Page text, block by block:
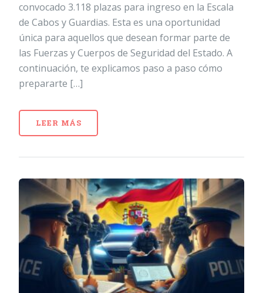
convocado 3.118 plazas para ingreso en la Escala
de Cabos y Guardias. Esta es una oportunidad
única para aquellos que desean formar parte de
las Fuerzas y Cuerpos de Seguridad del Estado. A
continuación, te explicamos paso a paso cómo
prepararte […]
LEER MÁS